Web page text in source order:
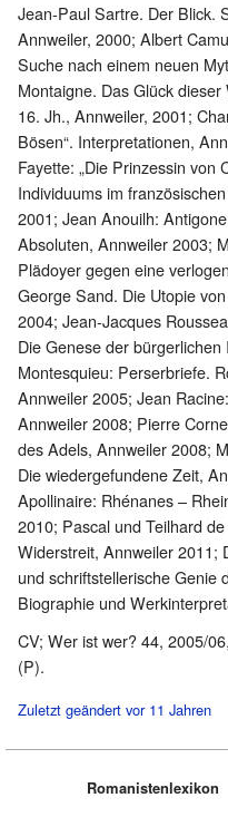
Jean-Paul Sartre. Der Blick.
Annweiler, 2000; Albert
Suche nach einem neuen
Montaigne. Das Glück
16. Jh., Annweiler, 2001;
Bösen“. Interpretationen,
Fayette: „Die Prinzessin von
Individuums im
2001; Jean Anouilh:
Absoluten, Annweiler 2003;
Plädoyer gegen eine
George Sand. Die Utopie
2004; Jean-Jacques
Die Genese der
Montesquieu: Perserbriefe.
Annweiler 2005; Jean
Annweiler 2008; Pierre
des Adels, Annweiler 2008;
Die wiedergefundene Zeit,
Apollinaire: Rhénanes –
2010; Pascal und Teilhard
Widerstreit, Annweiler 2011;
und schriftstellerische Genie
Biographie und
CV; Wer ist wer? 44, 2005/
(P).
Zuletzt geändert vor 11 Jahren
Romanistenlexikon